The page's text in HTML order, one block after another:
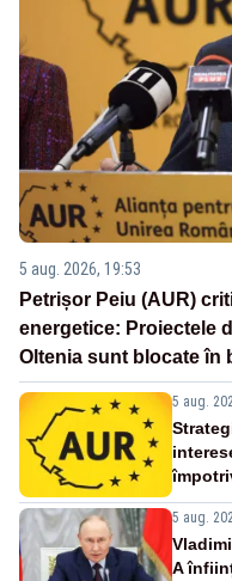
5 aug. 2026, 19:53
Petrișor Peiu (AUR)
energetice: Proiectele
Oltenia sunt blocate în
5 aug.
5 aug.
A